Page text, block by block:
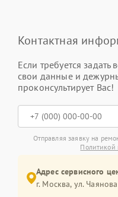
Контактная
Если требуется задать
свои данные и
проконсультирует Вас!
Отправляя заявку на
Политикой
Адрес сервисного
г. Москва, ул.